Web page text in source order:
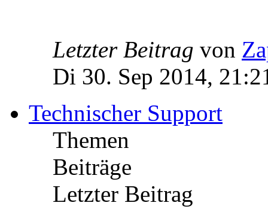
Letzter Beitrag von
Di 30. Sep 2014,
Technischer Support
Themen
Beiträge
Letzter Beitrag